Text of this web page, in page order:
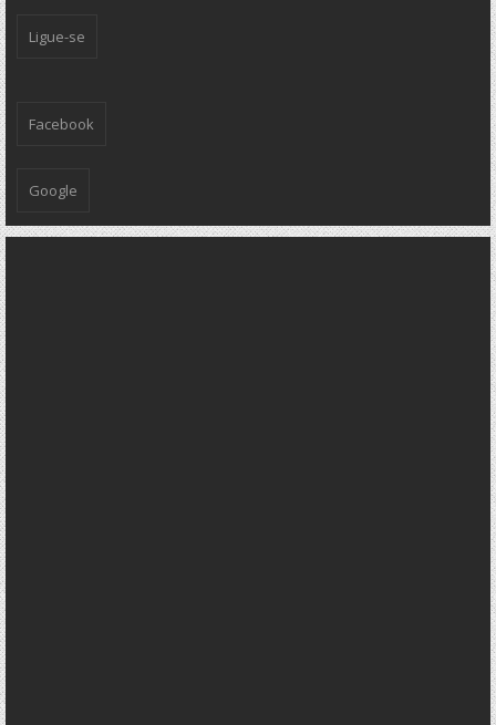
Facebook
Google